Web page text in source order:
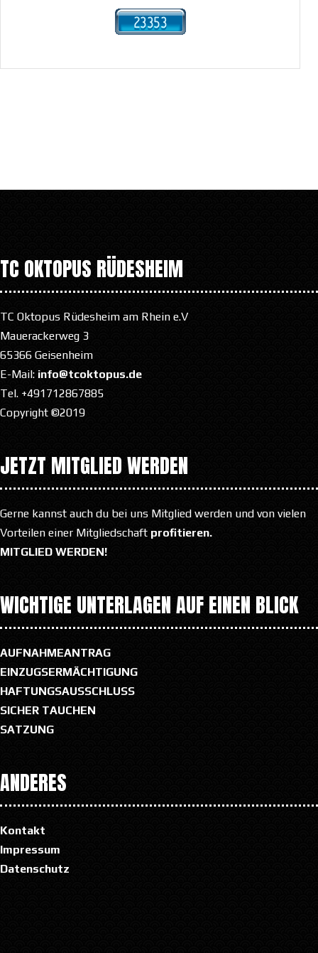
TC OKTOPUS RÜDESHEIM
TC Oktopus Rüdesheim am Rhein e.V
Mauerackerweg 3
65366 Geisenheim
E-Mail: info@tcoktopus.de
Tel. +491712867885
Copyright ©2019
JETZT MITGLIED WERDEN
Gerne kannst auch du bei uns Mitglied werden und von vielen
Vorteilen einer Mitgliedschaft profitieren.
MITGLIED WERDEN!
WICHTIGE UNTERLAGEN AUF EINEN BLICK
AUFNAHMEANTRAG
EINZUGSERMÄCHTIGUNG
HAFTUNGSAUSSCHLUSS
SICHER TAUCHEN
SATZUNG
ANDERES
Kontakt
Impressum
Datenschutz